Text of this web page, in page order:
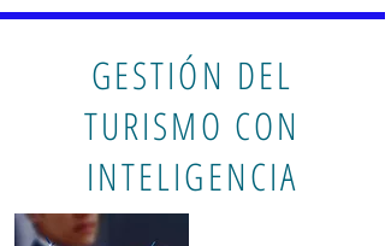
GESTIÓN DEL
TURISMO CON
INTELIGENCIA